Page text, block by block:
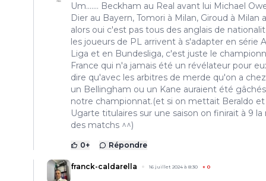
Um....... Beckham au Real avant lui Michael
Dier au Bayern, Tomori à Milan, Giroud à Milan
alors oui c'est pas tous des anglais de
les joueurs de PL arrivent à s'adapter en série
Liga et en Bundesliga, c'est juste le
France qui n'a jamais été un révélateur pour
dire qu'avec les arbitres de merde qu'on a
un Bellingham ou un Kane auraient été
notre championnat.(et si on mettait Beraldo et
Ugarte titulaires sur une saison on finirait à 9
des matchs ^^)
0+ Répondre
franck-caldarella 16 juillet 2024 à 8:30 + 0